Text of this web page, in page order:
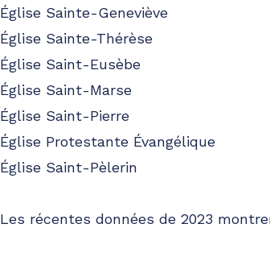
Église Sainte-Geneviève
Église Sainte-Thérèse
Église Saint-Eusèbe
Église Saint-Marse
Église Saint-Pierre
Église Protestante Évangélique
Église Saint-Pèlerin
Les récentes données de 2023